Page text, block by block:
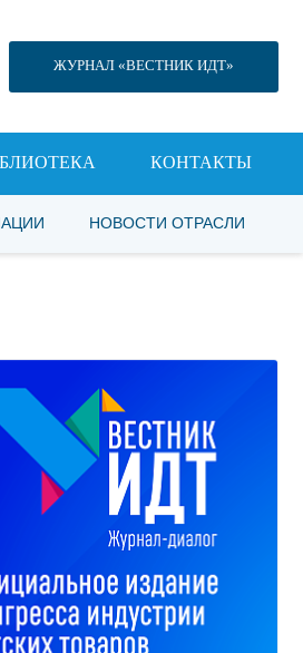
ЖУРНАЛ «ВЕСТНИК ИДТ»
КОНТАКТЫ
НОВОСТИ ОТРАСЛИ